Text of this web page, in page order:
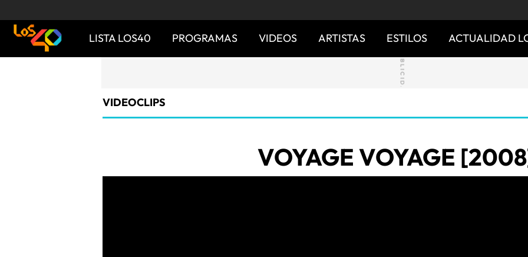
LISTA LOS40 PROGRAMAS VIDEOS ARTISTAS ESTILOS ACTUALIDAD
VIDEOCLIPS
VOYAGE VOYAGE